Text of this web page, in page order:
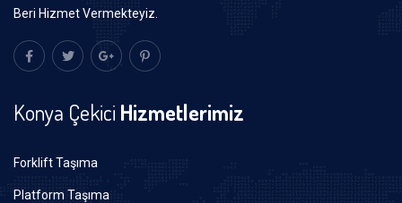
Beri Hizmet Vermekteyiz.
Konya Çekici Hizmetlerimiz
Forklift Taşıma
Platform Taşıma